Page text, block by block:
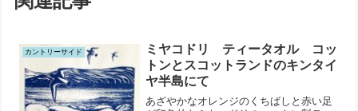
カントリーサイド
ミヤコドリ ティータオル コッ
トンとスコットランドのキンタイ
ヤ半島にて
あざやかなオレンジのくちばしと赤い足